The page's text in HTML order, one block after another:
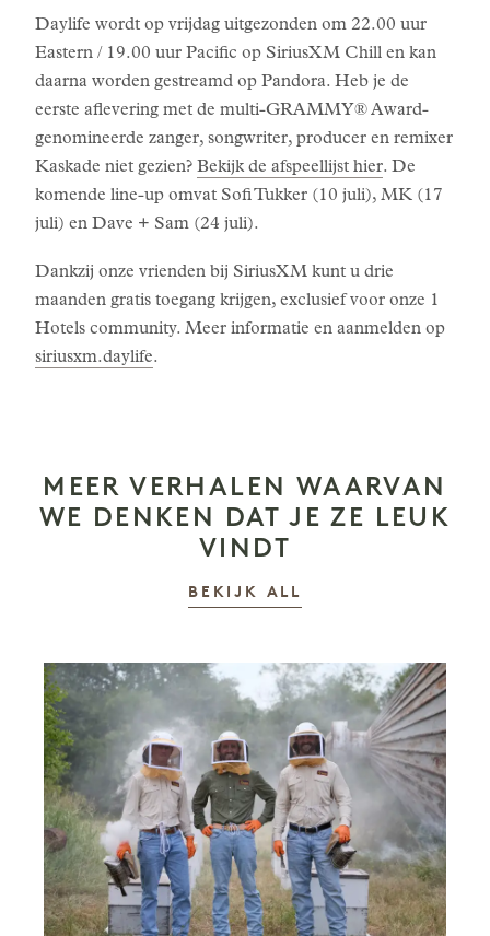
Daylife wordt op vrijdag uitgezonden om 22.00 uur
Eastern / 19.00 uur Pacific op SiriusXM Chill en kan
daarna worden gestreamd op Pandora. Heb je de
eerste aflevering met de multi-GRAMMY® Award-
genomineerde zanger, songwriter, producer en remixer
Kaskade niet gezien? Bekijk de afspeellijst hier. De
komende line-up omvat Sofi Tukker (10 juli), MK (17
juli) en Dave + Sam (24 juli).
Dankzij onze vrienden bij SiriusXM kunt u drie
maanden gratis toegang krijgen, exclusief voor onze 1
Hotels community. Meer informatie en aanmelden op
siriusxm.daylife.
MEER VERHALEN WAARVAN
WE DENKEN DAT JE ZE LEUK
VINDT
BEKIJK ALL